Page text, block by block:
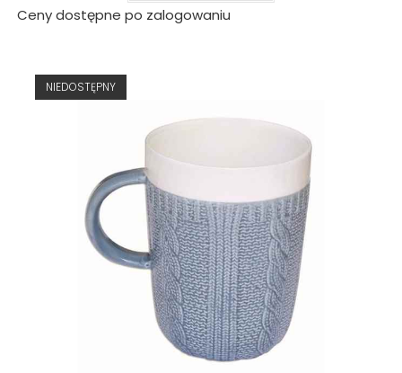
Ceny dostępne po zalogowaniu
NIEDOSTĘPNY